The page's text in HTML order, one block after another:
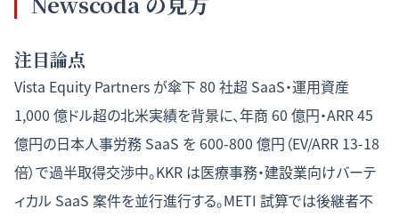
注目論点
Vista Equity Partners が傘下 80 社超 SaaS・運用資産
1,000 億ドル超の北米実績を背景に、年商 60 億円・ARR 45
億円の日本人事労務 SaaS を 600-800 億円（EV/ARR 13-18
倍）で過半取得交渉中。KKR は医療事務・建設業向けバーテ
ィカル SaaS 案件を並行進行する。METI 試算では後継者不